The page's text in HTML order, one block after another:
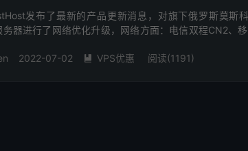
发布了最新的产品更新消息，对旗下俄罗斯莫斯
务器进行了网络优化升级，网络方面：电信双程CN2、
2022-07-02  VPS优惠 阅读(1191)